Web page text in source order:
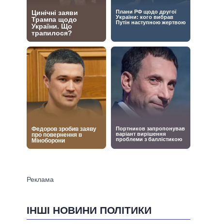
ІНШІ НОВИНИ ПОЛІТИКИ